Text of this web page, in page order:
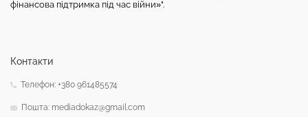
фінансова підтримка під час війни»".
Контакти
Телефон: +380 961485574
Пошта: mediadokaz@gmail.com